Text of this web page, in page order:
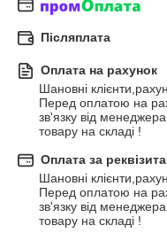
Післяплата
Оплата на рахунок
Шановні
Перед оплатою на
зв'язку від
товару на складі !
Оплата за
Шановні
Перед оплатою на
зв'язку від
товару на складі !